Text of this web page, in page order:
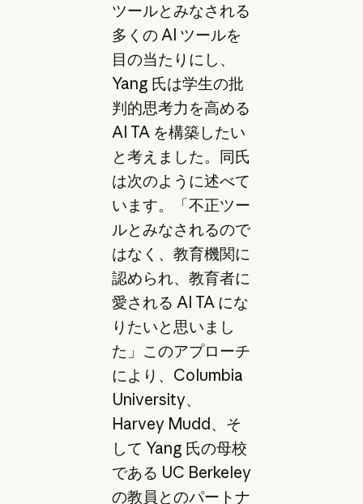
ツールとみなされる
多くの AI ツールを
目の当たりにし、
Yang 氏は学生の批
判的思考力を高める
AI TA を構築したい
と考えました。同氏
は次のように述べて
います。「不正ツー
ルとみなされるので
はなく、教育機関に
認められ、教育者に
愛される AI TA にな
りたいと思いまし
た」このアプローチ
により、Columbia
University、
Harvey Mudd、そ
して Yang 氏の母校
である UC Berkeley
の教員とのパートナ